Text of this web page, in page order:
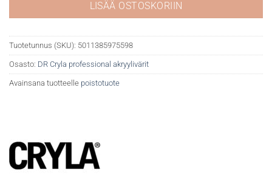
LISÄÄ OSTOSKORIIN
Tuotetunnus (SKU): 5011385975598
Osasto: DR Cryla professional akryylivärit
Avainsana tuotteelle poistotuote